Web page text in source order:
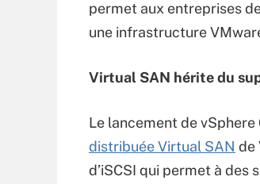
permet aux entreprises
une infrastructure
Virtual SAN hérite du
Le lancement de vSphere
distribuée Virtual SAN de
d’iSCSI qui permet à